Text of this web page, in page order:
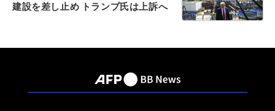
建設を差し止め トランプ氏は上訴へ